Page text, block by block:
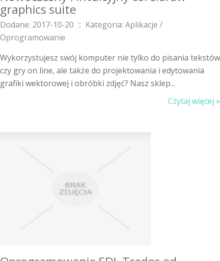
graphics suite
Dodane: 2017-10-20 :: Kategoria: Aplikacje /
Oprogramowanie
Wykorzystujesz swój komputer nie tylko do pisania tekstów
czy gry on line, ale także do projektowania i edytowania
grafiki wektorowej i obróbki zdjęć? Nasz sklep...
Czytaj więcej »